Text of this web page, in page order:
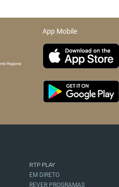
App Mobile
RTP PLAY
EM DIRETO
REVER PROGRAMAS